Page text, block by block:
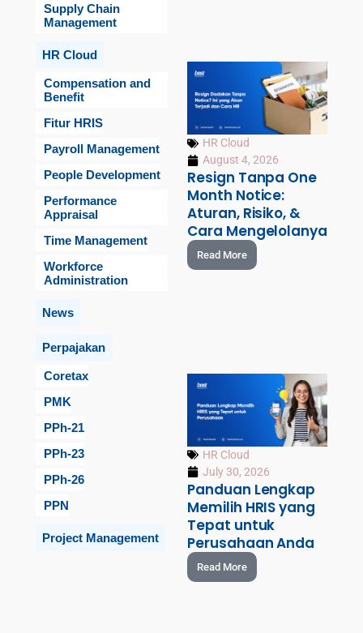
Supply Chain
Management
HR Cloud
Compensation and
Benefit
Fitur HRIS
Payroll Management
People Development
Performance
Appraisal
Time Management
Workforce
Administration
News
Perpajakan
Coretax
PMK
PPh-21
PPh-23
PPh-26
PPN
Project Management
HR Cloud
August 4, 2026
Resign Tanpa One
Month Notice:
Aturan, Risiko, &
Cara Mengelolanya
Read More
HR Cloud
July 30, 2026
Panduan Lengkap
Memilih HRIS yang
Tepat untuk
Perusahaan Anda
Read More